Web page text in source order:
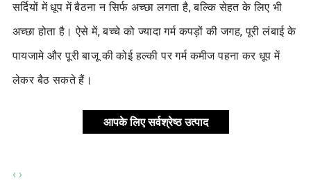
सर्दियों में धूप में बैठना न सिर्फ अच्छा लगता है, बल्कि सेहत के लिए भी
अच्छा होता है। ऐसे में, बच्चे को ज्यादा गर्म कपड़ों की जगह, पूरी लंबाई के
पायजामे और पूरी बाजू की कोई हल्की पर गर्म कमीज पहना कर धूप में
लेकर बैठ सकते हैं।
आपके लिए सर्वश्रेष्ठ उत्पाद
‹ ›